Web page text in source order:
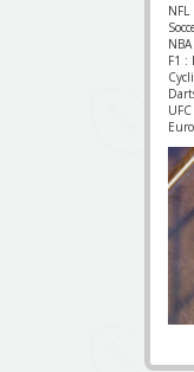
F1 :